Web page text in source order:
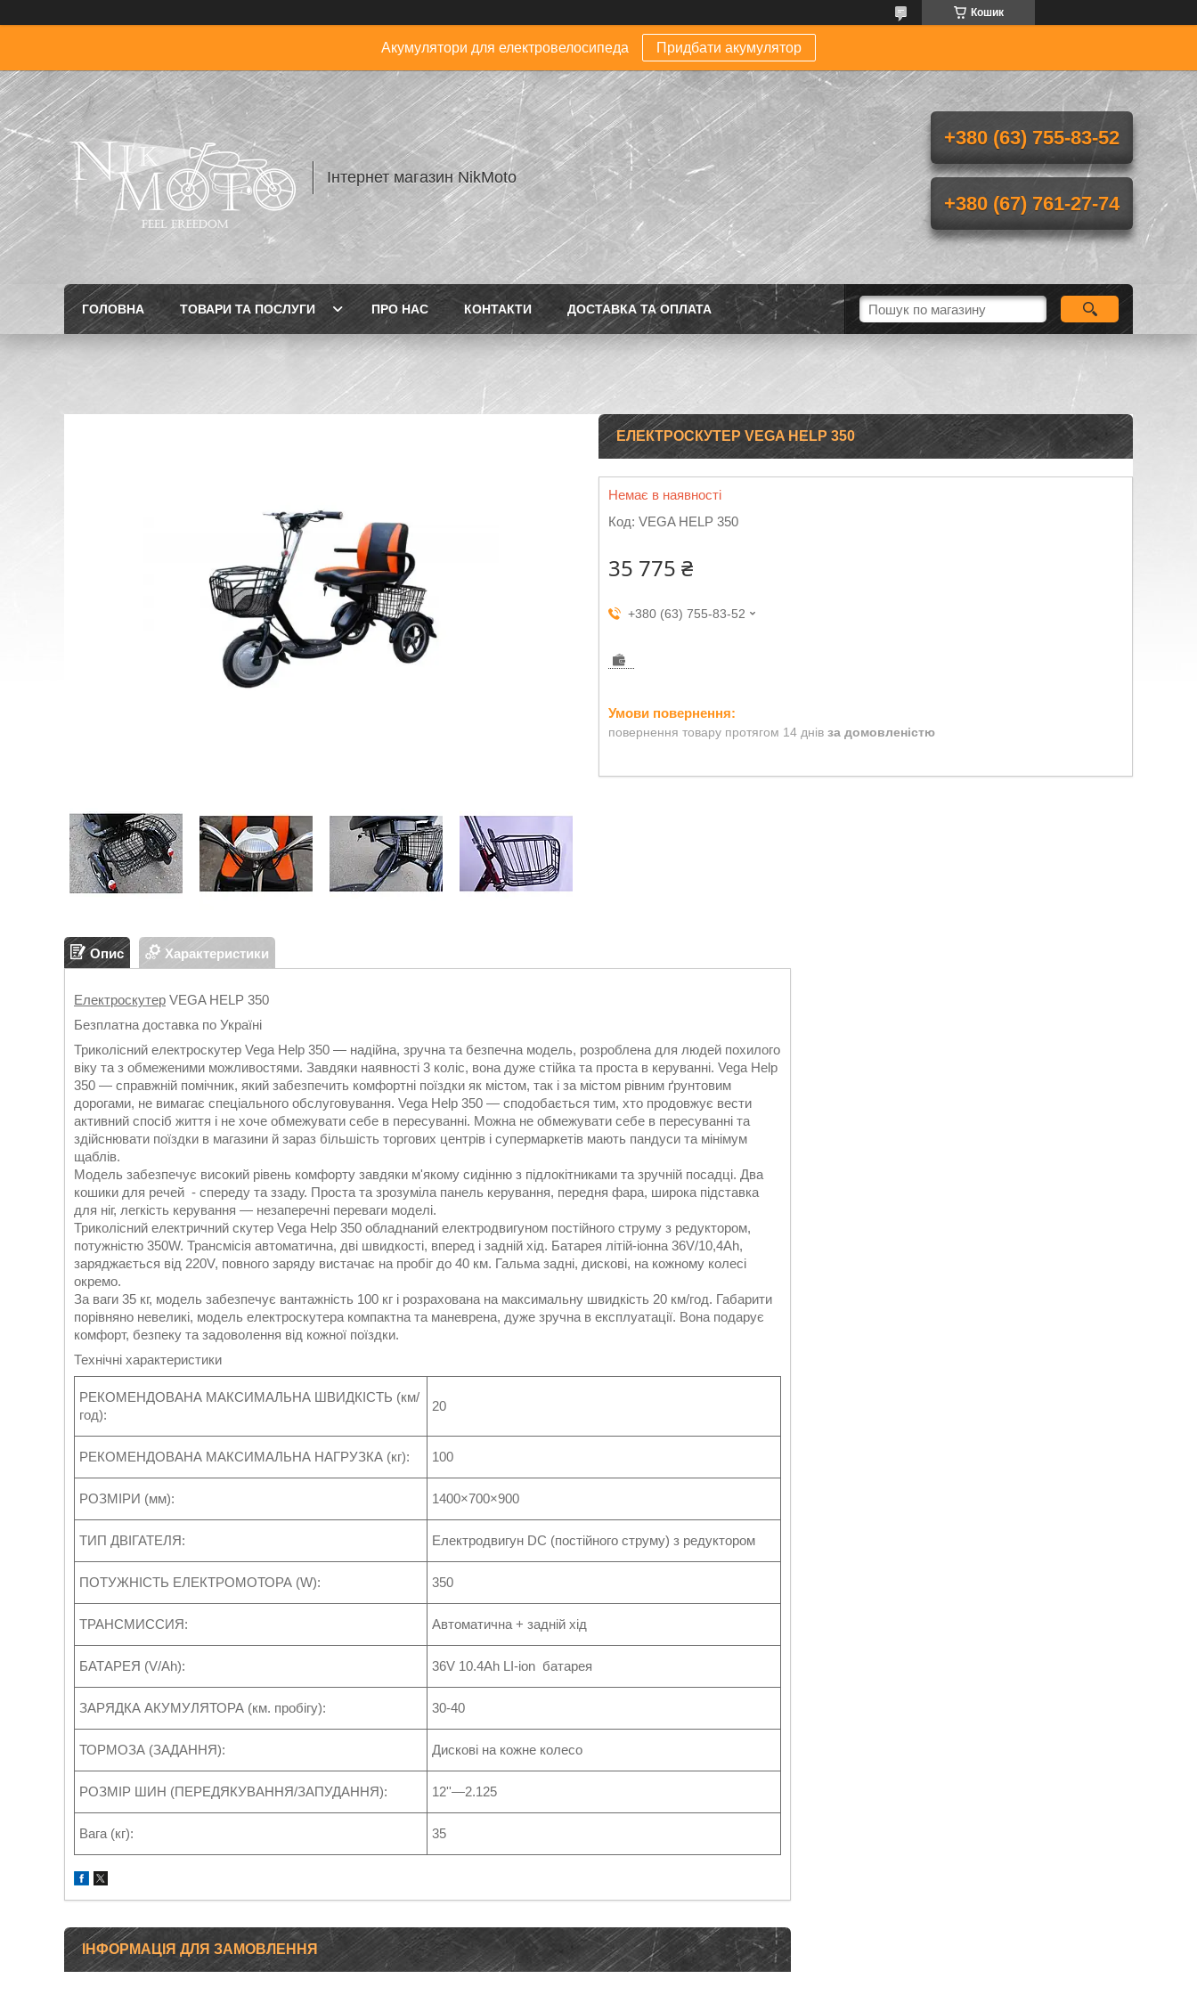
Кошик
Акумулятори для електровелосипеда Придбати акумулятор
Інтернет магазин NikMoto
+380 (63) 755-83-52
+380 (67) 761-27-74
ГОЛОВНА ТОВАРИ ТА ПОСЛУГИ ПРО НАС КОНТАКТИ ДОСТАВКА ТА ОПЛАТА
ЕЛЕКТРОСКУТЕР VEGA HELP 350
Немає в наявності
Код: VEGA HELP 350
35 775 ₴
+380 (63) 755-83-52
повернення товару протягом 14 днів за домовленістю
Опис Характеристики
Електроскутер VEGA HELP 350
Безплатна доставка по Україні
Триколісний електроскутер Vega Help 350 — надійна, зручна та безпечна модель, розроблена для людей похилого
віку та з обмеженими можливостями. Завдяки наявності 3 коліс, вона дуже стійка та проста в керуванні. Vega Help
350 — справжній помічник, який забезпечить комфортні поїздки як містом, так і за містом рівним ґрунтовим
дорогами, не вимагає спеціального обслуговування. Vega Help 350 — сподобається тим, хто продовжує вести
активний спосіб життя і не хоче обмежувати себе в пересуванні. Можна не обмежувати себе в пересуванні та
здійснювати поїздки в магазини й зараз більшість торгових центрів і супермаркетів мають пандуси та мінімум
щаблів.
Модель забезпечує високий рівень комфорту завдяки м'якому сидінню з підлокітниками та зручній посадці. Два
кошики для речей - спереду та ззаду. Проста та зрозуміла панель керування, передня фара, широка підставка
для ніг, легкість керування — незаперечні переваги моделі.
Триколісний електричний скутер Vega Help 350 обладнаний електродвигуном постійного струму з редуктором,
потужністю 350W. Трансмісія автоматична, дві швидкості, вперед і задній хід. Батарея літій-іонна 36V/10,4Ah,
заряджається від 220V, повного заряду вистачає на пробіг до 40 км. Гальма задні, дискові, на кожному колесі
окремо.
За ваги 35 кг, модель забезпечує вантажність 100 кг і розрахована на максимальну швидкість 20 км/год. Габарити
порівняно невеликі, модель електроскутера компактна та маневрена, дуже зручна в експлуатації. Вона подарує
комфорт, безпеку та задоволення від кожної поїздки.
Технічні характеристики
РЕКОМЕНДОВАНА МАКСИМАЛЬНА ШВИДКІСТЬ (км/
год):
20
РЕКОМЕНДОВАНА МАКСИМАЛЬНА НАГРУЗКА (кг): 100
РОЗМІРИ (мм): 1400×700×900
ТИП ДВІГАТЕЛЯ: Електродвигун DC (постійного струму) з редуктором
ПОТУЖНІСТЬ ЕЛЕКТРОМОТОРА (W): 350
ТРАНСМИССИЯ: Автоматична + задній хід
БАТАРЕЯ (V/Ah): 36V 10.4Ah LI-ion батарея
ЗАРЯДКА АКУМУЛЯТОРА (км. пробігу): 30-40
ТОРМОЗА (ЗАДАННЯ): Дискові на кожне колесо
РОЗМІР ШИН (ПЕРЕДЯКУВАННЯ/ЗАПУДАННЯ): 12''—2.125
Вага (кг): 35
ІНФОРМАЦІЯ ДЛЯ ЗАМОВЛЕННЯ